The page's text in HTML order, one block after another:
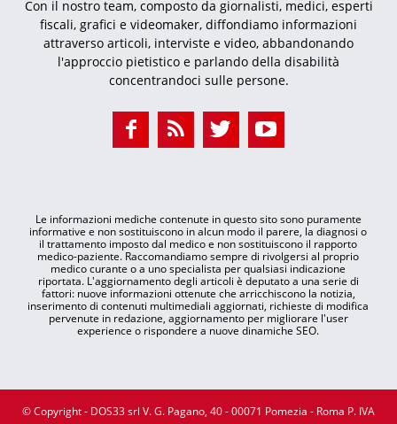
Con il nostro team, composto da giornalisti, medici, esperti
fiscali, grafici e videomaker, diffondiamo informazioni
attraverso articoli, interviste e video, abbandonando
l'approccio pietistico e parlando della disabilità
concentrandoci sulle persone.
Le informazioni mediche contenute in questo sito sono puramente
informative e non sostituiscono in alcun modo il parere, la diagnosi o
il trattamento imposto dal medico e non sostituiscono il rapporto
medico-paziente. Raccomandiamo sempre di rivolgersi al proprio
medico curante o a uno specialista per qualsiasi indicazione
riportata. L'aggiornamento degli articoli è deputato a una serie di
fattori: nuove informazioni ottenute che arricchiscono la notizia,
inserimento di contenuti multimediali aggiornati, richieste di modifica
pervenute in redazione, aggiornamento per migliorare l'user
experience o rispondere a nuove dinamiche SEO.
© Copyright - DOS33 srl V. G. Pagano, 40 - 00071 Pomezia - Roma P. IVA